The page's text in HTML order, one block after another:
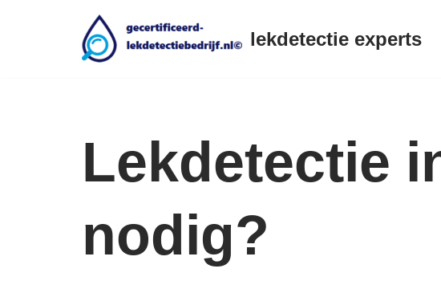
lekdetectie experts
Lekdetectie
nodig?